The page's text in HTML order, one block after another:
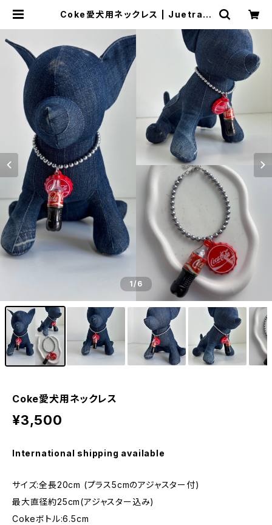
Coke愛犬用ネックレス | JuetraLi
1/6
Coke愛犬用ネックレス
¥3,500
International shipping available
サイズ:全長20cm (プラス5cmのアジャスター付)
最大直径約25cm(アジャスター込み)
Cokeボトル:6.5cm